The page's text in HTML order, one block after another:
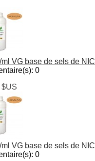
VG base de sels de NIC
0
$US
VG base de sels de NIC
0